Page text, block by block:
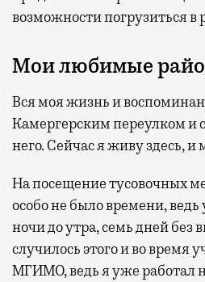
возможности погрузиться в
Мои любимые
Вся моя жизнь и
Камергерским переулком и
него. Сейчас я живу здесь, и
На посещение тусовочных
особо не было времени, ведь
ночи до утра, семь дней без
случилось этого и во время
МГИМО, ведь я уже работал